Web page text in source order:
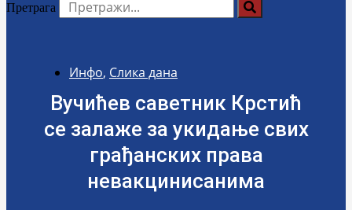
Претрага
Инфо, Слика дана
Вучићев саветник Крстић
се залаже за укидање свих
грађанских права
невакцинисанима